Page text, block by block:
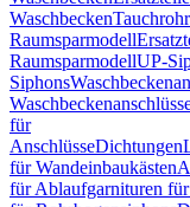
Waschbecken
Raumsparmodell
RaumsparmodellUP-
Siphons
für
AnschlüsseDichtungen
für Wandeinbaukästen
für Ablaufgarnituren